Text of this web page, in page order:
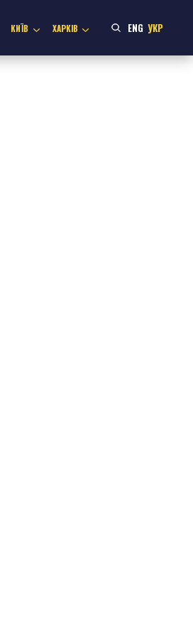
КИЇВ ХАРКІВ ENG УКР